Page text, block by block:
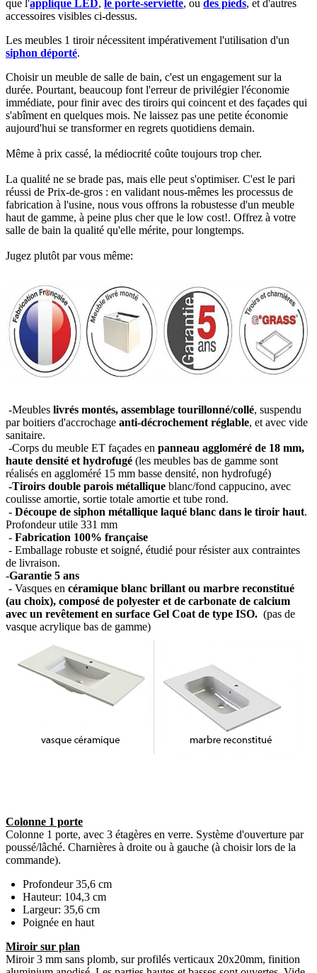
que l'applique LED, le porte-serviette, ou des pieds, et d'autres
accessoires visibles ci-dessus.​
Les meubles 1 tiroir nécessitent impérativement l'utilisation d'un
siphon déporté.​​
Choisir un meuble de salle de bain, c'est un engagement sur la
durée. Pourtant, beaucoup font l'erreur de privilégier l'économie
immédiate, pour finir avec des tiroirs qui coincent et des façades qui
s'abîment en quelques mois. Ne laissez pas une petite économie
aujourd'hui se transformer en regrets quotidiens demain.
Même à prix cassé, la médiocrité coûte toujours trop cher.
La qualité ne se brade pas, mais elle peut s'optimiser. C'est le pari
réussi de Prix-de-gros : en validant nous-mêmes les processus de
fabrication à l'usine, nous vous offrons la robustesse d'un meuble
haut de gamme, à peine plus cher que le low cost!. Offrez à votre
salle de bain la qualité qu'elle mérite, pour longtemps.
Jugez plutôt par vous même:
-Meubles livrés montés, assemblage tourillonné/collé, suspendu
par boitiers d'accrochage anti-décrochement réglable, et avec vide
sanitaire.
-Corps du meuble ET façades en panneau aggloméré de 18 mm,
haute densité et hydrofugé (les meubles bas de gamme sont
réalisés en aggloméré 15 mm basse densité, non hydrofugé)
-Tiroirs double parois métallique blanc/fond cappucino, avec
coulisse amortie, sortie totale amortie et tube rond.
- Découpe de siphon métallique laqué blanc dans le tiroir haut.
Profondeur utile 331 mm
- Fabrication 100% française
- Emballage robuste et soigné, étudié pour résister aux contraintes
de livraison.
-Garantie 5 ans
- Vasques en céramique blanc brillant ou marbre reconstitué
(au choix), composé de polyester et de carbonate de calcium
avec un revêtement en surface Gel Coat de type ISO. (pas de
vasque acrylique bas de gamme)
Colonne 1 porte
Colonne 1 porte, avec 3 étagères en verre. Système d'ouverture par
poussé/lâché. Charnières à droite ou à gauche (à choisir lors de la
commande).
Profondeur 35,6 cm
Hauteur: 104,3 cm
Largeur: 35,6 cm
Poignée en haut
Miroir sur plan
Miroir 3 mm sans plomb, sur profilés verticaux 20x20mm, finition